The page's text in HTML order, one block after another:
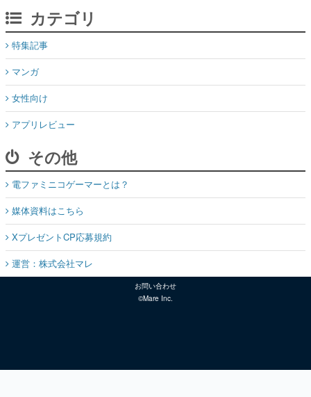
カテゴリ
特集記事
マンガ
女性向け
アプリレビュー
その他
電ファミニコゲーマーとは？
媒体資料はこちら
XプレゼントCP応募規約
運営：株式会社マレ
お問い合わせ
©Mare Inc.